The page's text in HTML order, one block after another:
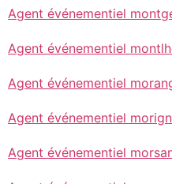
Agent événementiel
Agent événementiel
Agent événementiel
Agent événementiel
Agent événementiel